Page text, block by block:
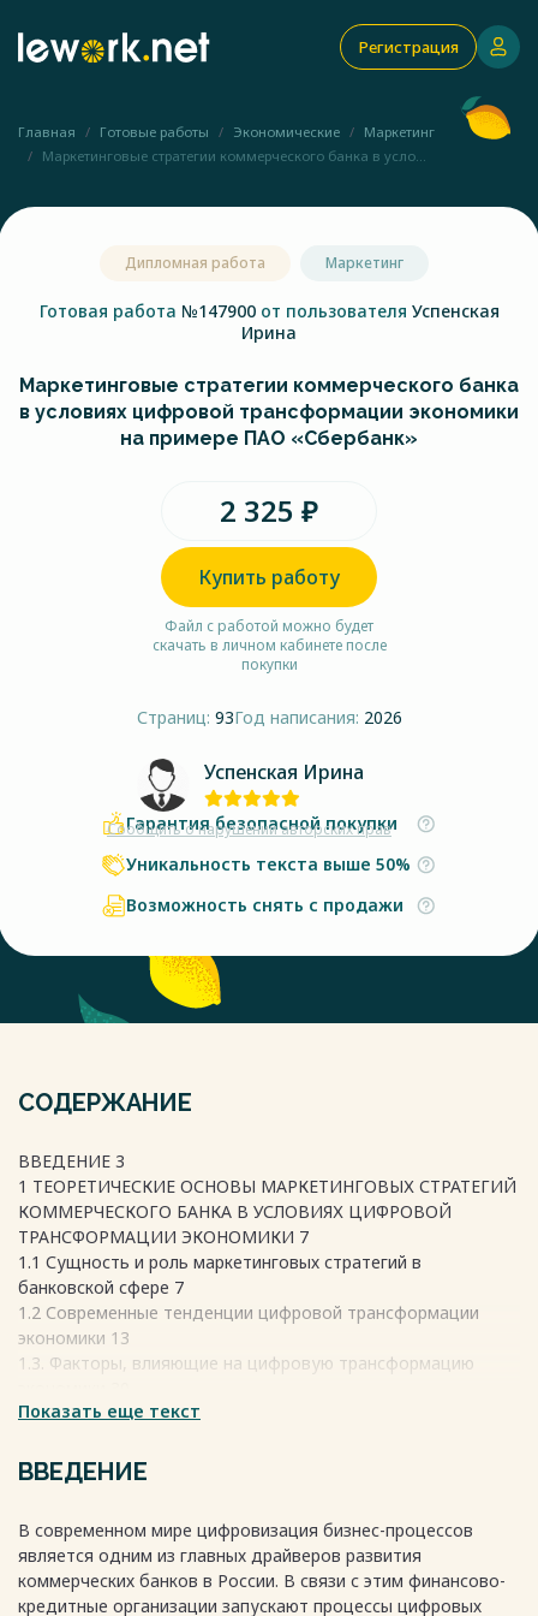
Регистрация
Главная Готовые работы Экономические
Маркетинг
Маркетинговые стратегии коммерческого банка в усло...
Дипломная работа Маркетинг
Готовая работа №147900 от пользователя Успенская
Ирина
Маркетинговые стратегии коммерческого банка
в условиях цифровой трансформации экономики
на примере ПАО «Сбербанк»
2 325 ₽
Купить работу
Файл с работой можно будет
скачать в личном кабинете после
покупки
Страниц: 93Год написания: 2026
Успенская Ирина
Сообщить о нарушении авторских прав
Гарантия безопасной покупки
Уникальность текста выше 50%
Возможность снять с продажи
СОДЕРЖАНИЕ
ВВЕДЕНИЕ 3
1 ТЕОРЕТИЧЕСКИЕ ОСНОВЫ МАРКЕТИНГОВЫХ СТРАТЕГИЙ
КОММЕРЧЕСКОГО БАНКА В УСЛОВИЯХ ЦИФРОВОЙ
ТРАНСФОРМАЦИИ ЭКОНОМИКИ 7
1.1 Сущность и роль маркетинговых стратегий в
банковской сфере 7
1.2 Современные тенденции цифровой трансформации
экономики 13
1.3. Факторы, влияющие на цифровую трансформацию
ГЛАВА 2. АНАЛИЗ МАРКЕТИНГОВЫХ СТРАТЕГИЙ
ТРАНСФОРМАЦИИ ЭКОНОМИКИ НА ПРИМЕРЕ «ПАО
СБЕРБАНК» 40
2.2. Анализ текущих маркетинговых стратегий банка 55
2.3. Оценка эффективности маркетинговых инструментов в
условиях цифровой экономики 64
Показать еще текст
ВВЕДЕНИЕ
В современном мире цифровизация бизнес-процессов
является одним из главных драйверов развития
коммерческих банков в России. В связи с этим финансово-
кредитные организации запускают процессы цифровых